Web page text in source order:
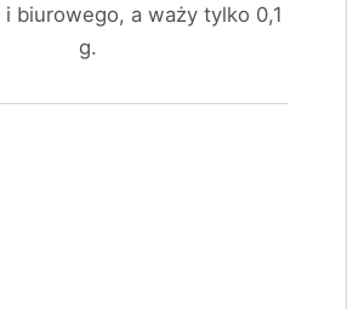
biurowego, a waży tylko 0,1
g.